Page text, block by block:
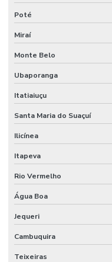
Poté
Miraí
Monte Belo
Ubaporanga
Itatiaiuçu
Santa Maria do Suaçuí
Ilicínea
Itapeva
Rio Vermelho
Água Boa
Jequeri
Cambuquira
Teixeiras